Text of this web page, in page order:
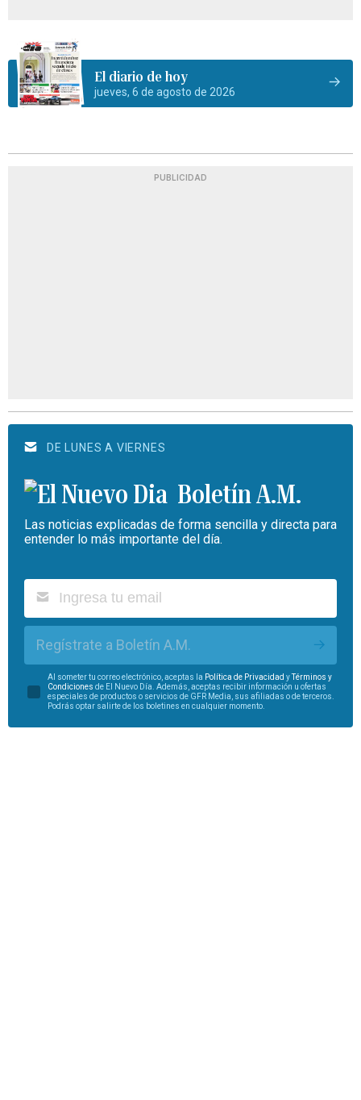
El diario de hoy
jueves, 6 de agosto de 2026
PUBLICIDAD
DE LUNES A VIERNES
Boletín A.M.
Las noticias explicadas de forma sencilla y directa para
entender lo más importante del día.
Regístrate a Boletín A.M.
Al someter tu correo electrónico, aceptas la Política de Privacidad yTérminos y
Condiciones de El Nuevo Día. Además, aceptas recibir información u ofertas
especiales de productos o servicios de GFR Media, sus afiliadas o de terceros.
Podrás optar salirte de los boletines en cualquier momento.